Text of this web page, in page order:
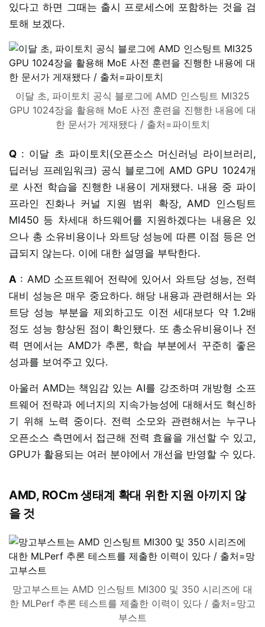
있다고 하면 그때는 출시 프로세스에 포함하는 것을 검
토해 보겠다.
이달 초, 파이토치 공식 블로그에 AMD 인스팅트 MI325
GPU 1024장을 활용해 MoE 사전 훈련을 진행한 내용에 대
한 문서가 게재됐다 / 출처=파이토치
Q : 이달 초 파이토치(오픈소스 머신러닝 라이브러리,
딥러닝 프레임워크) 공식 블로그에 AMD GPU 1024개
로 사전 학습을 진행한 내용이 게재됐다. 내용 중 파이
프라인 진화나 커널 지원 범위 확장, AMD 인스팅트
MI450 등 차세대 하드웨어를 지원하겠다는 내용은 있
으나 총 소유비용이나 와트당 성능에 따른 이점 등은 언
급되지 않는다. 이에 대한 설명을 부탁한다.
A : AMD 소프트웨어 전략에 있어서 와트당 성능, 전력
대비 성능은 매우 중요하다. 해당 내용과 관련해서는 와
트당 성능 부분을 제외하고도 이전 세대보다 약 1.2배
정도 성능 향상된 점이 확인됐다. 또 총소유비용이나 전
력 면에서는 AMD가 추론, 학습 부분에서 꾸준히 좋은
성과를 보여주고 있다.
아울러 AMD는 책임감 있는 AI를 강조하며 개방형 소프
트웨어 전략과 에너지의 지속가능성에 대해서도 혁신하
기 위해 노력 중이다. 전력 소모와 관련해서는 누구나
오픈소스 측면에서 접근해 전력 효율을 개선할 수 있고,
GPU가 활용되는 여러 분야에서 개선을 반영할 수 있다.
AMD, ROCm 생태계 확대 위한 지원 아끼지 않
을 것
망고부스트는 AMD 인스팅트 MI300 및 350 시리즈에 대
한 MLPerf 추론 테스트를 제출한 이력이 있다 / 출처=망고
부스트